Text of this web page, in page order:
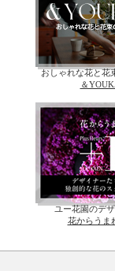
おしゃれな花と花
＆
ユー花園のデ
花からうま